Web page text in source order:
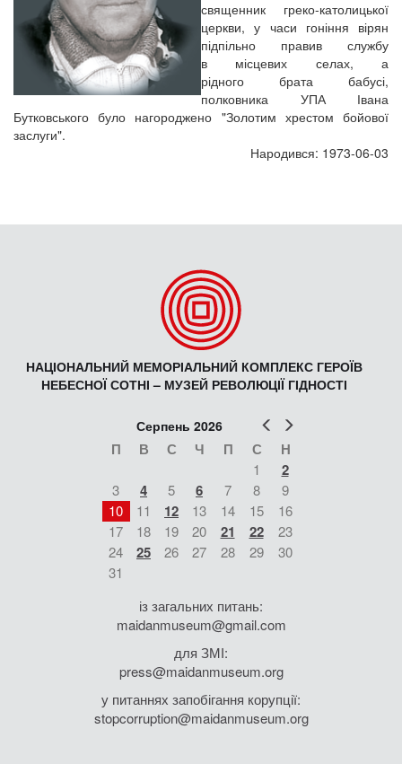
священник греко-католицької
церкви, у часи гоніння вірян
підпільно правив службу
в місцевих селах, а
рідного брата бабусі,
полковника УПА Івана
Бутковського було нагороджено "Золотим хрестом бойової
заслуги".
Народився: 1973-06-03
НАЦІОНАЛЬНИЙ МЕМОРІАЛЬНИЙ КОМПЛЕКС ГЕРОЇВ
НЕБЕСНОЇ СОТНІ – МУЗЕЙ РЕВОЛЮЦІЇ ГІДНОСТІ
Попер
Серпень 2026
П В С Ч П С Н
1 2
3 4 5 6 7 8
9
10
11 12 13 14 15
16
17
18 19 20 21 22
23
24
25 26 27 28 29
30
31
із загальних питань:
maidanmuseum@gmail.com
для ЗМІ:
press@maidanmuseum.org
у питаннях запобігання корупції:
stopcorruption@maidanmuseum.org